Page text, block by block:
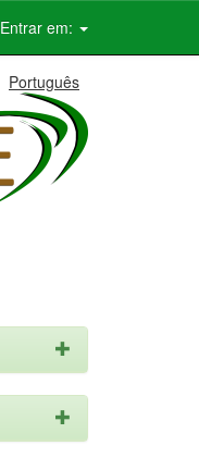
Entrar em:
Português